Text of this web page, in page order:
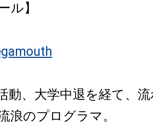
ル】
動、大学中退を経て、
浪のプログラマ。